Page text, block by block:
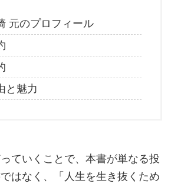
元のプロフィール
と魅力
ていくことで、本書が単なる投
はなく、「人生を生き抜くため